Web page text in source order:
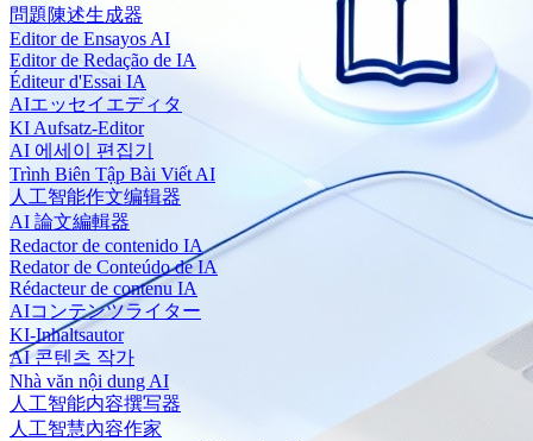
問題陳述生成器
Editor de Ensayos AI
Editor de Redação de IA
Éditeur d'Essai IA
AIエッセイエディタ
KI Aufsatz-Editor
AI 에세이 편집기
Trình Biên Tập Bài Viết AI
人工智能作文编辑器
AI 論文編輯器
Redactor de contenido IA
Redator de Conteúdo de IA
Rédacteur de contenu IA
AIコンテンツライター
KI-Inhaltsautor
AI 콘텐츠 작가
Nhà văn nội dung AI
人工智能内容撰写器
人工智慧內容作家